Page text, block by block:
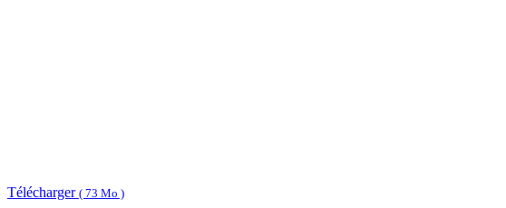
Télécharger ( 73 Mo )